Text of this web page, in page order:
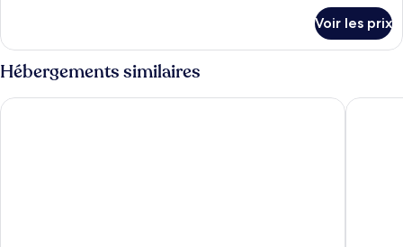
le
type
de
Chambre
Voir les prix
Hébergements similaires
AC Hotel by Marriott Innsbruck Stage